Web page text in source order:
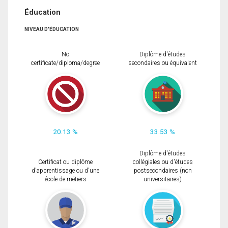
Éducation
NIVEAU D'ÉDUCATION
No
certificate/diploma/degree
20.13 %
Diplôme d'études
secondaires ou équivalent
33.53 %
Certificat ou diplôme
d'apprentissage ou d'une
école de métiers
Diplôme d'études
collégiales ou d'études
postsecondaires (non
universitaires)